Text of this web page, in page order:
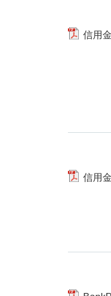
信用
信用